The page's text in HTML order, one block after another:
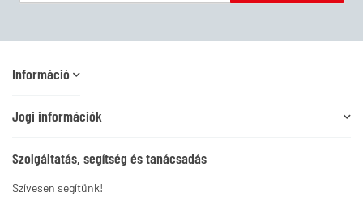
Információ
Jogi információk
Szolgáltatás, segítség és tanácsadás
Szívesen segítünk!